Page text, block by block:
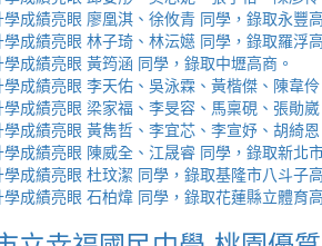
成績亮眼 廖凰淇、徐攸青 同學，錄取永豐
成績亮眼 林子琦、林沄嬨 同學，錄取羅浮
成績亮眼 黃筠涵 同學，錄取中壢高商。
成績亮眼 李天佑、吳泳霖、黃楷傑、陳韋
成績亮眼 梁家福、李旻容、馬稟硯、張勛
成績亮眼 黃雋哲、李宜芯、李宣妤、胡綺
成績亮眼 陳威全、江晟睿 同學，錄取新北
成績亮眼 杜玟潔 同學，錄取基隆市八斗子
成績亮眼 石柏煒 同學，錄取花蓮縣立體育